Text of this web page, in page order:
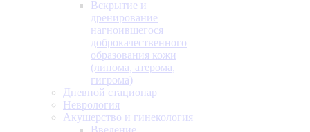
Вскрытие и
дренирование
нагноившегося
доброкачественного
образования кожи
(липома, атерома,
гигрома)
Дневной стационар
Неврология
Акушерство и гинекология
Введение